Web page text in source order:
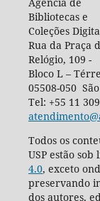
Agência de
Bibliotecas e
Coleções
Rua da Praça
Relógio, 109 -
Bloco L –
05508-050
Tel: +55 11
Todos os
USP estão sob
4.0, exceto
preservando
dos autores,